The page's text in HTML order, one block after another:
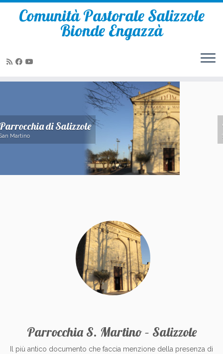
Comunità Pastorale Salizzole
Bionde Engazzà
Parrocchia di Bionde
Parrocchia S. Martino – Salizzole
Il più antico documento che faccia menzione della presenza di